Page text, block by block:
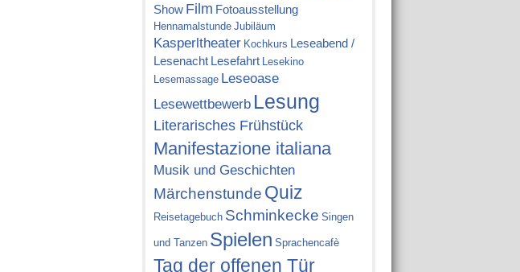
Show Film Fotoausstellung
Hennamalstunde Jubiläum
Kasperltheater Kochkurs Leseabend /
Lesenacht Lesefahrt Lesekino
Lesemassage Leseoase
Lesewettbewerb Lesung
Literarisches Frühstück
Manifestazione italiana
Musik und Geschichten
Märchenstunde Quiz
Reisetagebuch Schminkecke Singen
und Tanzen Spielen Sprachencafè
Tag der offenen Tür